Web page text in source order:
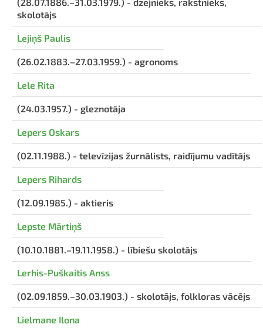
(28.07.1886.–31.03.1979.) - dzejnieks, rakstnieks,
skolotājs
Lejiņš Paulis
(26.02.1883.–27.03.1959.) - agronoms
Lele Rita
(24.03.1957.) - gleznotāja
Lepers Oskars
(02.11.1988.) - televīzijas žurnālists, raidījumu vadītājs
Lepers Rihards
(12.09.1985.) - aktieris
Lepste Mārtiņš
(10.10.1881.–19.11.1958.) - lībiešu skolotājs
Lerhis-Puškaitis Anss
(02.09.1859.–30.03.1903.) - skolotājs, folkloras vācējs
Lielmane Ilona